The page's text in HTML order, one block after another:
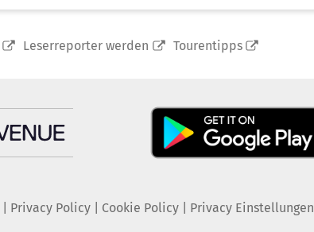
Leserreporter werden Tourentipps
Privacy Policy| Cookie Policy| Privacy Einstellungen